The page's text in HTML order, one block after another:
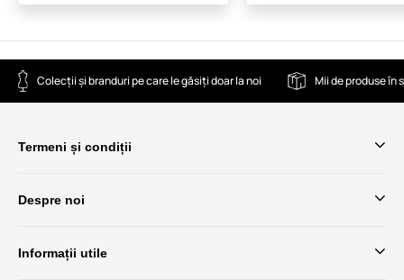
Colecții și branduri pe care le găsiți doar la noi Mii de produse în
Termeni și condiții
Despre noi
Informații utile